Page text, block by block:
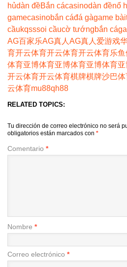
hủdàn đềBắn cácasinodàn đềnổ
gamecasinobắn cáđá gàgame bài
cầukqsssoi cầucờ tướngbắn cá
AG百家乐AG真人 AG真人 爱游戏
育开云体育开云体育开云体育乐
体育亚博体育亚博体育亚博体育
开云体育开云体育棋牌棋牌沙巴体
云体育mu88qh88
RELATED TOPICS:
Tu dirección de correo electrónico no será
obligatorios están marcados con *
Comentario *
Nombre *
Correo electrónico *